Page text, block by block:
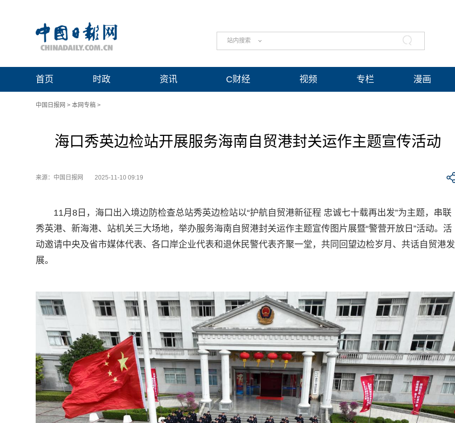
站内搜索
首页 时政 资讯 C财经 视频 专栏 漫画
中国日报网 > 本网专稿 >
海口秀英边检站开展服务海南自贸港封关运作主题宣传活动
来源：中国日报网 2025-11-10 09:19
11月8日，海口出入境边防检查总站秀英边检站以“护航自贸港新征程 忠诚七十载再出发”为主题，串联
秀英港、新海港、站机关三大场地，举办服务海南自贸港封关运作主题宣传图片展暨“警营开放日”活动。活
动邀请中央及省市媒体代表、各口岸企业代表和退休民警代表齐聚一堂，共同回望边检岁月、共话自贸港发
展。